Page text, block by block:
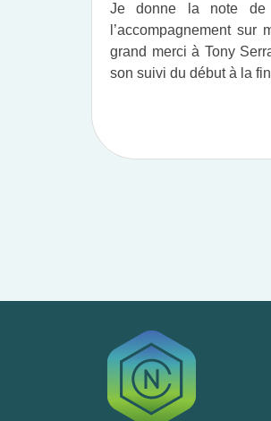
Je donne la note de
l’accompagnement sur
grand merci à Tony
son suivi du début à la